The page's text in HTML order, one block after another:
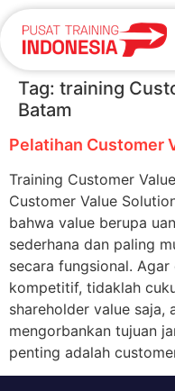
Tag: training
Batam
Pelatihan Customer
Training Customer
Customer Value
bahwa value berupa
sederhana dan paling
secara fungsional.
kompetitif, tidaklah
shareholder value saja,
mengorbankan tujuan
penting adalah